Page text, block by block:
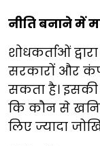
नीति बनाने में
शोधकर्ताओं
सरकारों और
सकता है।
कि कौन से
लिए ज्यादा